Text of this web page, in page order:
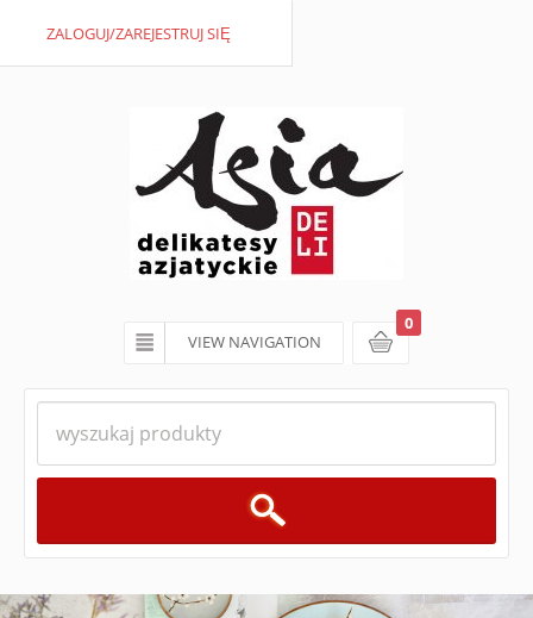
VIEW NAVIGATION
ZALOGUJ/ZAREJESTRUJ SIĘ
koszyk
0